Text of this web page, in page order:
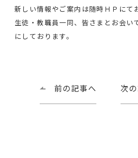
新しい情報やご案内は随時ＨＰにて
生徒・教職員一同、皆さまとお会い
にしております。
前の記事へ 次